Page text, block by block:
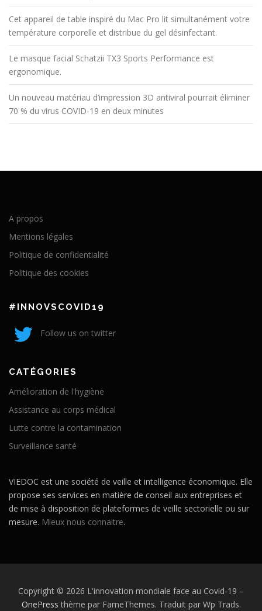
Cet appareil de table inspiré du Mac Pro lit simultanément votre
température corporelle et distribue du gel désinfectant.
Le masque facial Schatzii TX3 Sports Performance est
ergonomique.
Un nouveau matériau d’impression 3D antiviral pourrait éliminer
70 % du virus COVID-19 en deux minutes
A propos
Mentions légales
Politique de confidentialité
Politique des cookies
#INNOVSCOVID19
Follow us on twitter
CATÉGORIES
Amélioration de l'hygiène
Assistance au corps médical
Lutte contre la contamination
Surveillance santé
VIEDOC est une société de veille et intelligence économique. Elle
propose ses services en matière de conseil aux entreprises et
de mise à disposition de plateformes de veille sectorielle ou sur
mesure. Mieux nous connaitre.
Copyright © 2026 L'innovation mondiale face au Covid-19 –
OnePress thème par FameThemes. Traduit par Wp Trads.